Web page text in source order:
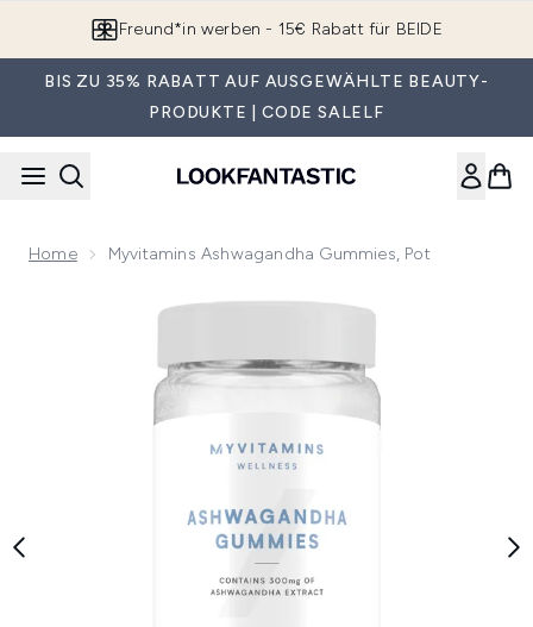
Freund*in werben - 15€ Rabatt für BEIDE
BIS ZU 35% RABATT AUF AUSGEWÄHLTE BEAUTY-
PRODUKTE | CODE SALELF
Home Myvitamins Ashwagandha Gummies, Pot